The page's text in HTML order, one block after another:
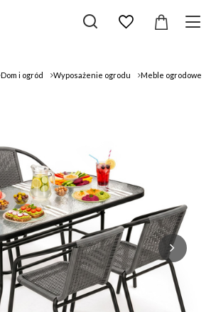
Dom i ogród Wyposażenie ogrodu Meble ogrodowe